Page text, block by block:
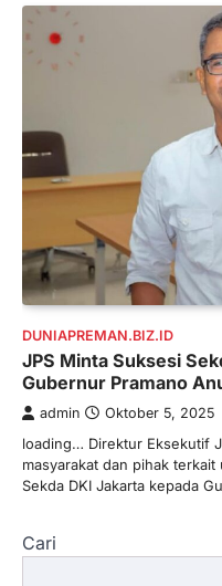
DUNIAPREMAN.BIZ.ID
JPS Minta Suksesi
Gubernur Pramano
admin Oktober 5, 2025
loading… Direktur Eksekutif
masyarakat dan pihak
Sekda DKI Jakarta kepada
Cari